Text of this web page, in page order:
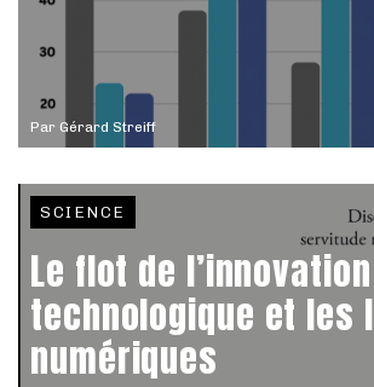
Par Gérard Streiff
SCIENCE
Le flot de l’innovation
technologique et les
numériques